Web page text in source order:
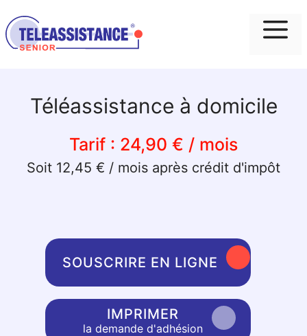
Téléassistance à domicile
Tarif : 24,90 € / mois
Soit 12,45 € / mois après crédit d'impôt
SOUSCRIRE EN LIGNE
IMPRIMER
la demande d'adhésion